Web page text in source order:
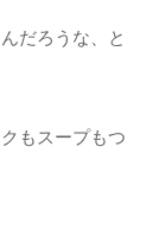
だろうな、と
もスープもつ